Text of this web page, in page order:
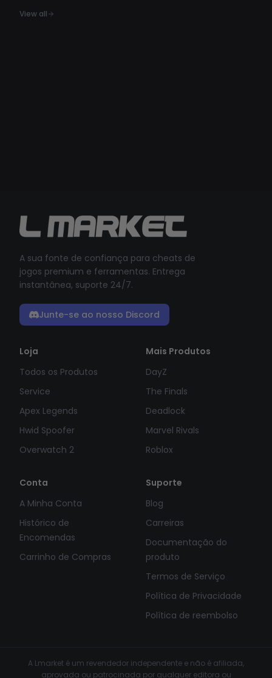
View all
A sua fonte de confiança para cheats de
jogos premium e ferramentas. Entrega
instantânea, suporte 24/7.
Junte-se ao nosso Discord
Loja
Todos os Produtos
Service
Apex Legends
Hwid Spoofer
Overwatch 2
Mais Produtos
DayZ
The Finals
Deadlock
Marvel Rivals
Roblox
Conta
A Minha Conta
Histórico de
Encomendas
Carrinho de Compras
Suporte
Blog
Carreiras
Documentação do
produto
Termos de Serviço
Política de Privacidade
Política de reembolso
A Lmarket é um revendedor independente e não é afiliada,
aprovada ou patrocinada por qualquer editora ou